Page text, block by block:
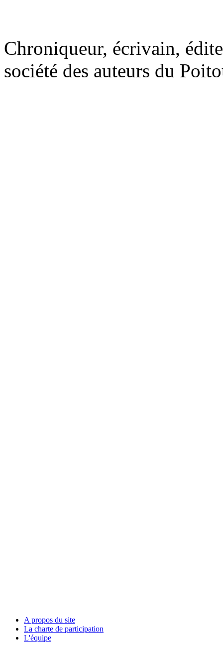
Chroniqueur, écrivain,
société des auteurs du
A propos du site
La charte de participation
L'équipe